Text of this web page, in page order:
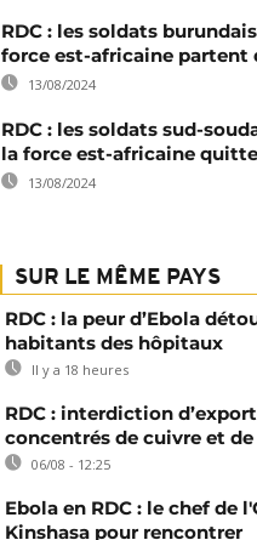
RDC : les soldats
force est-africaine partent
13/08/2024
RDC : les soldats sud-
la force est-africaine
13/08/2024
SUR LE MÊME PAYS
RDC : la peur d’Ebola
habitants des hôpitaux
Il y a 18 heures
RDC : interdiction
concentrés de cuivre et
06/08 - 12:25
Ebola en RDC : le chef de
Kinshasa pour rencontrer